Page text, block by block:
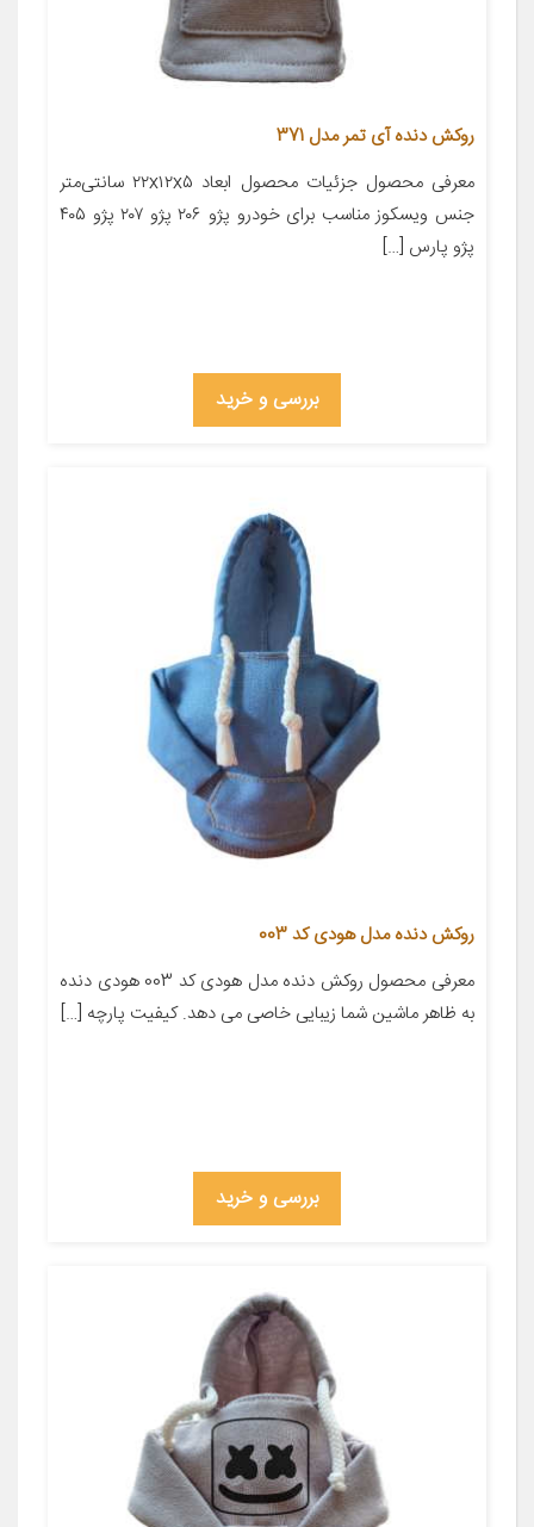
روکش دنده آی تمر مدل 371
معرفی محصول جزئیات محصول ابعاد ۲۲x۱۲x۵ سانتی‌متر
جنس ویسکوز مناسب برای خودرو پژو ۲۰۶ پژو ۲۰۷ پژو ۴۰۵
پژو پارس […]
بررسی و خرید
روکش دنده مدل هودی کد 003
معرفی محصول روکش دنده مدل هودی کد 003 هودی دنده
به ظاهر ماشین شما زیبایی خاصی می دهد. کیفیت پارچه […]
بررسی و خرید